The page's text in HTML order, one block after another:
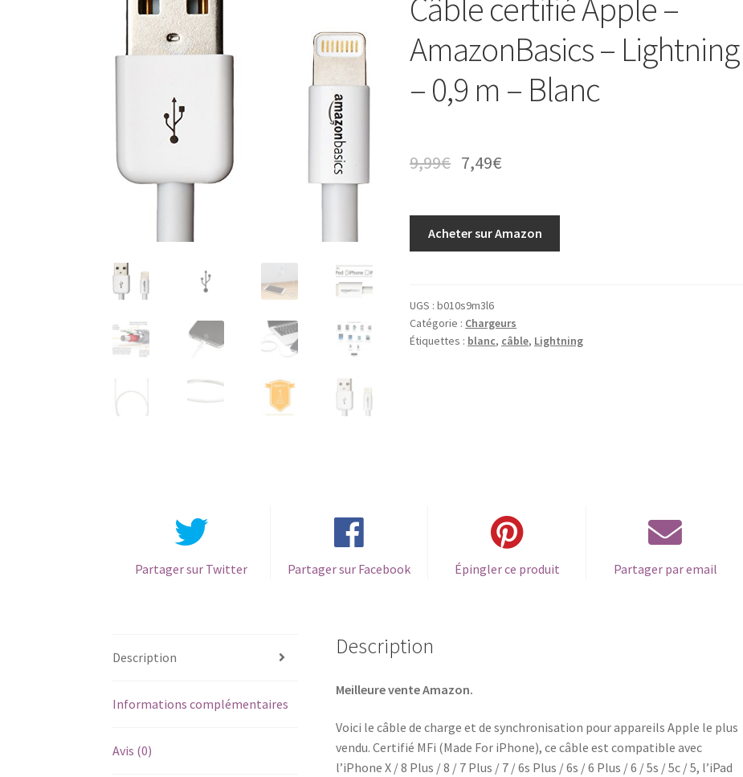
Câble certifié Apple –
AmazonBasics – Lightning
– 0,9 m – Blanc
9,99€ 7,49€
Acheter sur Amazon
UGS :b010s9m3l6
Catégorie : Chargeurs
Étiquettes : blanc, câble, Lightning
Partager sur Twitter Partager sur Facebook Épingler ce produit Partager par email
Description
Informations complémentaires
Avis (0)
Description
Meilleure vente Amazon.
Voici le câble de charge et de synchronisation pour appareils Apple le plus
vendu. Certifié MFi (Made For iPhone), ce câble est compatible avec
l’iPhone X / 8 Plus / 8 / 7 Plus / 7 / 6s Plus / 6s / 6 Plus / 6 / 5s / 5c / 5, l’iPad